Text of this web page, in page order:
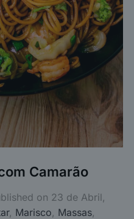
Camarão
on 23 de Abril,
, Marisco, Massas,